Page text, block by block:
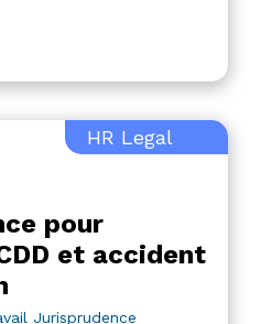
HR Legal
pour
et accident
Jurisprudence